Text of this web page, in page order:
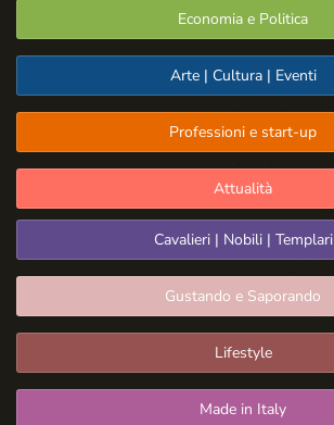
Economia e Politica
Arte | Cultura | Eventi
Professioni e start-up
Attualità
Cavalieri | Nobili | Templari
Gustando e Saporando
Lifestyle
Made in Italy